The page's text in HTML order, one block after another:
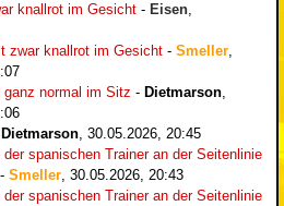
knallrot im Gesicht - Eisen
zwar knallrot im Gesicht - Smeller
ganz normal im Sitz - Dietmarson
Dietmarson 30.05.2026, 20:45
der spanischen Trainer an der Seitenlinie
- Smeller 30.05.2026, 20:43
der spanischen Trainer an der Seitenlinie